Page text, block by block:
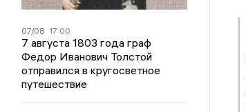
07/08 17:00
7 августа 1803 года граф
Федор Иванович Толстой
отправился в кругосветное
путешествие